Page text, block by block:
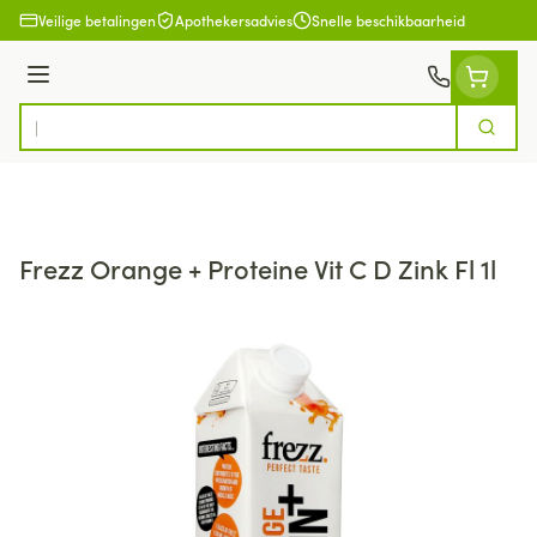
Ga naar de inhoud
Veilige betalingen Apothekersadvies Snelle beschikbaarheid
Menu
Product, merk, categorie...
Zoek
Frezz Orange + Proteine Vit C D Zink Fl 1l